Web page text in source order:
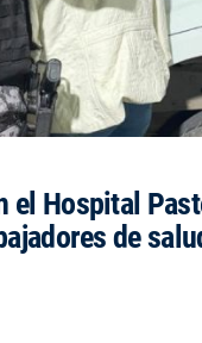
el Hospital
de